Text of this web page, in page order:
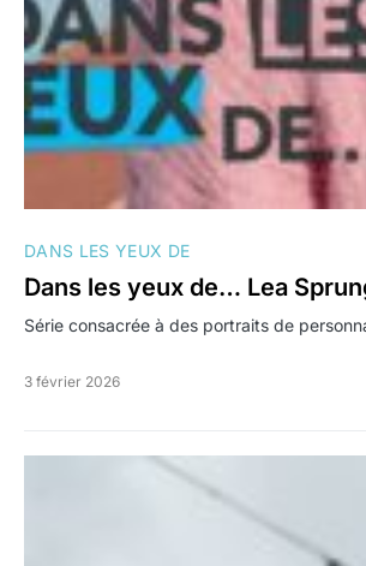
DANS LES YEUX DE
Dans les yeux de… Lea
Série consacrée à des portraits de
3 février 2026